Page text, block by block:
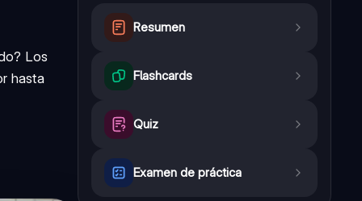
Los
hasta
Resumen
Flashcards
Quiz
Examen de práctica